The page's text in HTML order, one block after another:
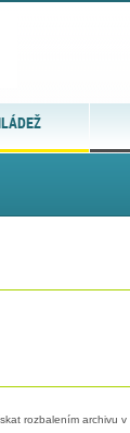
rozbalením archivu